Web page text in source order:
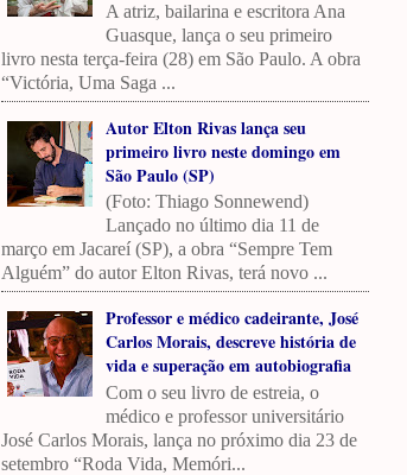
A atriz, bailarina e escritora Ana
Guasque, lança o seu primeiro
livro nesta terça-feira (28) em São Paulo. A obra
“Victória, Uma Saga ...
Autor Elton Rivas lança seu
primeiro livro neste domingo em
São Paulo (SP)
(Foto: Thiago Sonnewend)
Lançado no último dia 11 de
março em Jacareí (SP), a obra “Sempre Tem
Alguém” do autor Elton Rivas, terá novo ...
Professor e médico cadeirante, José
Carlos Morais, descreve história de
vida e superação em autobiografia
Com o seu livro de estreia, o
médico e professor universitário
José Carlos Morais, lança no próximo dia 23 de
setembro “Roda Vida, Memóri...